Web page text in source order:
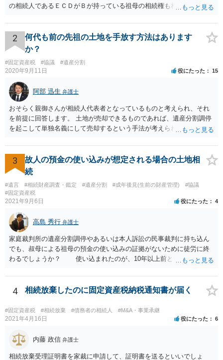
の相続人であるＥＣＤがＢが持っている祖母の相続権も相続すること
Ｅも行う必要があります。 Ｂの配偶者であるＥは常にＢの相続人とな
ります。
2
何代も前の先祖の土地を手放す方法はあります
か？
#固定資産税 #協議 #遺産分割
2020年9月11日 役にたった 15
阿部 迅生 弁護士
おそらく親御さんが相続人代表者となっているものと考えられ、それ
を前提に回答します。 土地が売却できるものであれば、遺産分割調停
を起こして単独名義にして売却するという手法が考えられます。 相続
ではないです。問題は売却できる土地かどうかとどの程度で売却でき
るかになります。 売却できない又は売却できたとしてもわずかな金額
であるとなれば、共有持ち分の放棄ができるかの検討になりますが、
較して費用対効果があるかどうかという検討になります。
3
故人の預金の使い込みが想定される場合の土地相
続
#遺言 #相続財産調査・鑑定 #遺産分割 #成年後見(生前の財産管理)
#協議
#固定資産税
2021年9月6日 役にたった 4
高島 秀行 弁護士
家庭裁判所の遺産分割調停やあるいは本人訴訟の民事裁判に持ち込ん
でも、叔母による祖母の預金の使い込みの証拠がないために徒労に終
わるでしょうか？ 使い込まれたのが、10年以上前ということだと
し、不法行為の構成を取れば知ってから3年以内であれば、損害賠償請
求は可能です。 しかし、使い込みの立証をできるかどうかはわか
いと思います。
4 相続放棄したのに固定資産税納税通知書が届く
#固定資産税 #相続放棄 #債務者の相続人 #M&A・事業承継
2021年4月16日 役にたった 6
内藤 政信 弁護士
相続放棄受理証明書を家裁に申請して、証明書を送るといいでしょ